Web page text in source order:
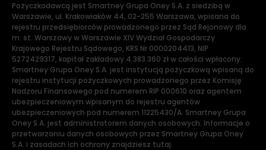
Pożyczkodawcą jest Smartney Grupa Oney S.A. z siedzibą w
Warszawie, ul. Krakowiaków 44, 02-255 Warszawa, wpisana do
rejestru przedsiębiorców prowadzonego przez Sąd Rejonowy dla
m. st. Warszawy w Warszawie XIV Wydział Gospodarczy
Krajowego Rejestru Sądowego, KRS Nr 0000204413, NIP
5272429317, kapitał zakładowy 4.383.360 zł w całości wpłacony.
Smartney Grupa Oney S.A. jest instytucją pożyczkową wpisaną do
rejestru instytucji pożyczkowych prowadzonego przez Komisję
Nadzoru Finansowego pod numerem RIP 000610 oraz agentem
ubezpieczeniowym wpisanym do rejestru agentów
ubezpieczeniowych pod numerem 11225430/A. Smartney Grupa
Oney S.A. jest administratorem danych osobowych. Informacje o
przetwarzaniu danych osobowych przez Smartney Grupa Oney
S.A. i zasadach ich ochrony znajdziesz tutaj.